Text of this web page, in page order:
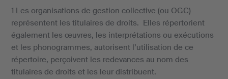
1 Les organisations de gestion collective (ou OGC)
représentent les titulaires de droits. Elles répertorient
également les œuvres, les interprétations ou exécutions
et les phonogrammes, autorisent l’utilisation de ce
répertoire, perçoivent les redevances au nom des
titulaires de droits et les leur distribuent.